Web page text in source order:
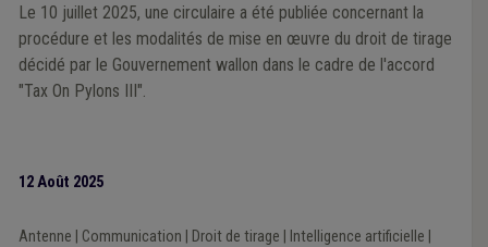
Le 10 juillet 2025, une circulaire a été publiée concernant la
procédure et les modalités de mise en œuvre du droit de tirage
décidé par le Gouvernement wallon dans le cadre de l'accord
"Tax On Pylons III".
12 Août 2025
Antenne Communication Droit de tirage Intelligence artificielle